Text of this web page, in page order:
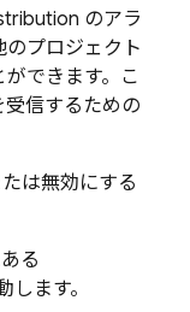
のアラ
プロジェクト
できます。こ
信するための
は無効にする
る
します。